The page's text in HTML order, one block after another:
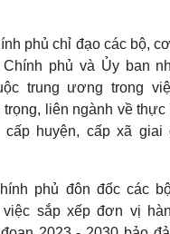
phủ chỉ đạo các bộ,
phủ và Ủy ban
trung ương trong
liên ngành về thực
huyện, cấp xã giai
phủ đôn đốc các
sắp xếp đơn vị